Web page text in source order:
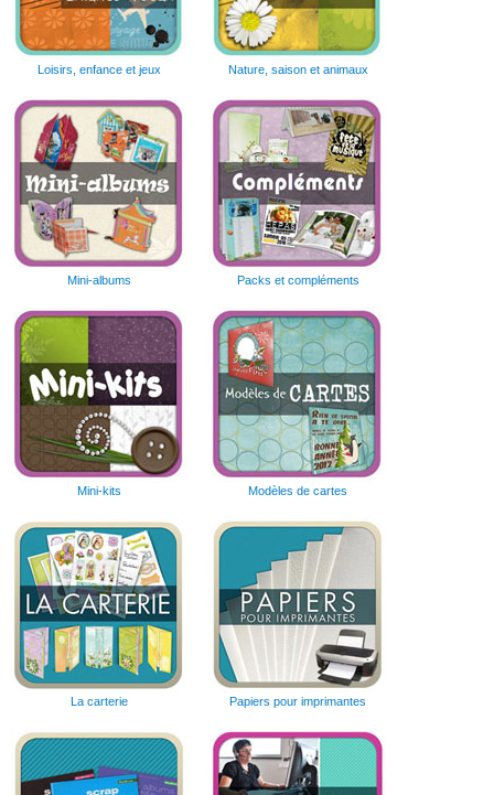
Loisirs, enfance et jeux Nature, saison et animaux
Mini-albums Packs et compléments
Mini-kits Modèles de cartes
La carterie Papiers pour imprimantes